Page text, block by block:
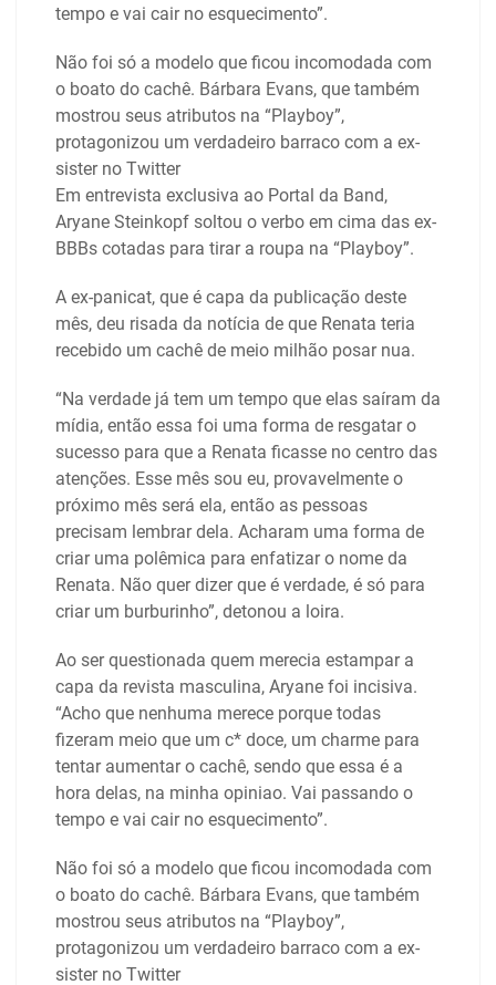
tempo e vai cair no esquecimento”.
Não foi só a modelo que ficou incomodada com
o boato do cachê. Bárbara Evans, que também
mostrou seus atributos na “Playboy”,
protagonizou um verdadeiro barraco com a ex-
sister no Twitter
Em entrevista exclusiva ao Portal da Band,
Aryane Steinkopf soltou o verbo em cima das ex-
BBBs cotadas para tirar a roupa na “Playboy”.
A ex-panicat, que é capa da publicação deste
mês, deu risada da notícia de que Renata teria
recebido um cachê de meio milhão posar nua.
“Na verdade já tem um tempo que elas saíram da
mídia, então essa foi uma forma de resgatar o
sucesso para que a Renata ficasse no centro das
atenções. Esse mês sou eu, provavelmente o
próximo mês será ela, então as pessoas
precisam lembrar dela. Acharam uma forma de
criar uma polêmica para enfatizar o nome da
Renata. Não quer dizer que é verdade, é só para
criar um burburinho”, detonou a loira.
Ao ser questionada quem merecia estampar a
capa da revista masculina, Aryane foi incisiva.
“Acho que nenhuma merece porque todas
fizeram meio que um c* doce, um charme para
tentar aumentar o cachê, sendo que essa é a
hora delas, na minha opiniao. Vai passando o
tempo e vai cair no esquecimento”.
Não foi só a modelo que ficou incomodada com
o boato do cachê. Bárbara Evans, que também
mostrou seus atributos na “Playboy”,
protagonizou um verdadeiro barraco com a ex-
sister no Twitter